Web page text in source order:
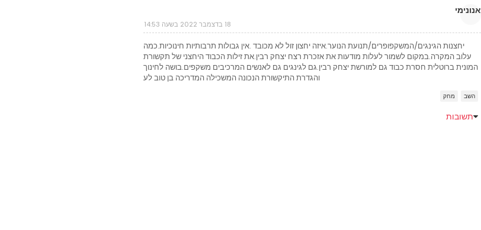
אנונימי
18 בדצמבר 2022 בשעה 14:53
יחצנות הגינגים/המשקפופרים/תנועת הנוער.איזה יחצון זול לא מכובד .אין גבולות תרבותיות חינוכיות.כמה
עלוב המקרה.במקום לשמור לעלות מודעות את אזכרת רצח יצחק רבין.את זילות הכבוד היחצני של תקשורת
המונית ברוטלית חסרת כבוד גם למורשת יצחק רבין.גם לגינגים גם לאנשים המרכיבים משקפים.בושה לחינוך
והגדרת התיקשורת הנכונה המשכילה המדריכה בן טוב לע
השב מחק
תשובות